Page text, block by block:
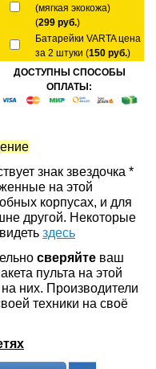
(мягкая экокожа)
(299 руб.)
Батарейки VARTA цена
за 2 штуки (150 руб.)
ДОСТУПНЫ СПОСОБЫ
ОПЛАТЫ:
знак звездочка *
на этой
корпусах, и для
другой. Некоторые
здесь
сверяйте ваш
пульта на этой
них. Производители
техники на своё